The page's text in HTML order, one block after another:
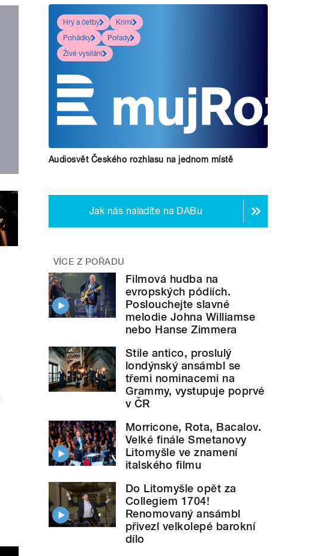
Hry a četby
Krimi
Pohádky
Pořady
Živé vysílání
Audiosvět Českého rozhlasu na jednom místě
Jak nás naladíte na DABu
VÍCE Z POŘADU
Filmová hudba na
evropských pódiích.
Poslouchejte slavné
melodie Johna Williamse
nebo Hanse Zimmera
Stile antico, proslulý
londýnský ansámbl se
třemi nominacemi na
Grammy, vystupuje poprvé
v ČR
Morricone, Rota, Bacalov.
Velké finále Smetanovy
Litomyšle ve znamení
italského filmu
Do Litomyšle opět za
Collegiem 1704!
Renomovaný ansámbl
přivezl velkolepé barokní
dílo